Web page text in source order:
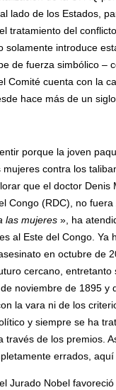
lado de los Estados,
tratamiento del
solamente introduce
de fuerza simbólico –
Comité cuenta con la
hace más de un
porque la joven
contra los
que el doctor
Congo (RDC), no fuera
las mujeres », ha
al Este del Congo. Ya
en octubre de
cercano,
noviembre de 1895
la vara ni de los
y siempre se ha
de los premios.
errados,
Jurado Nobel